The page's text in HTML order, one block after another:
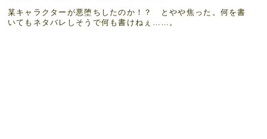
某キャラクターが悪堕ちしたのか！？ とやや焦った。何を書
いてもネタバレしそうで何も書けねぇ……。